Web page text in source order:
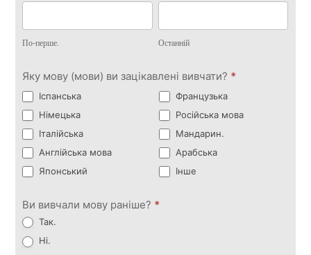
з нами
перше.
По-перше. Останній
Яку мову (мови) ви зацікавлені вивчати? *
Іспанська
Французька
Німецька
Російська мова
Італійська
Мандарин.
Англійська мова
Арабська
Японський
Інше
Ви вивчали мову раніше? *
Так.
Ні.